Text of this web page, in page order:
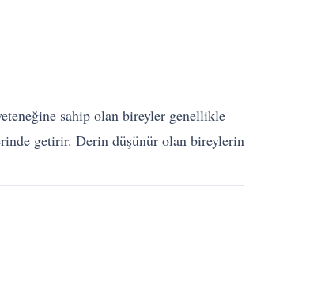
sahip olan bireyler genellikle
getirir. Derin düşünür olan bireylerin